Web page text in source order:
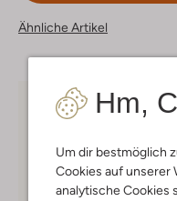
Hm,
Um dir bestmöglich
Cookies auf unserer
analytische Cookies
Ähnliche Artikel
Kostenloser Versand
Kauf auf Rechnung